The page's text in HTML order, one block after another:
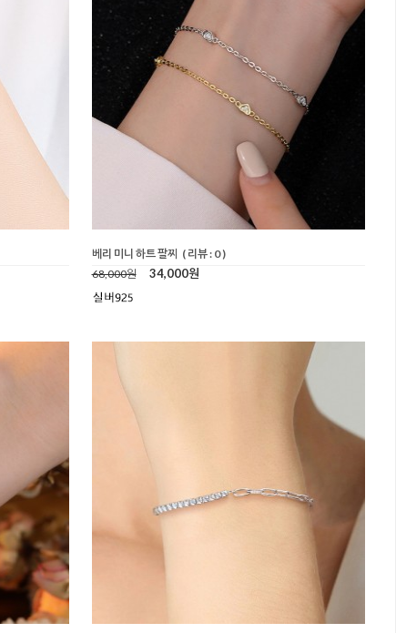
베리 미니 하트 팔찌 ( 리뷰 : 0 )
68,000원
34,000원